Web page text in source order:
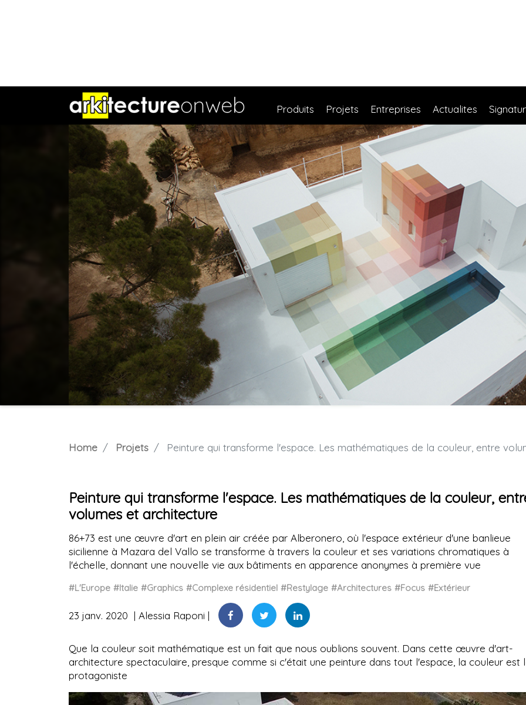
Produits Projets Entreprises Actualites
Home Projets Peinture qui transforme l'espace. Les mathématiques de la couleur, entre volumes et
Peinture qui transforme l'espace. Les mathématiques de la couleur,
volumes et architecture
86+73 est une œuvre d'art en plein air créée par Alberonero, où l'espace extérieur d'une banlieue
sicilienne à Mazara del Vallo se transforme à travers la couleur et ses variations chromatiques à
l'échelle, donnant une nouvelle vie aux bâtiments en apparence anonymes à première vue
#L'Europe #Italie #Graphics #Complexe résidentiel #Restylage #Architectures #Focus #Extérieur
23 janv. 2020 Alessia Raponi
Que la couleur soit mathématique est un fait que nous oublions souvent. Dans cette œuvre d'art-
architecture spectaculaire, presque comme si c'était une peinture dans tout l'espace, la couleur est
protagoniste